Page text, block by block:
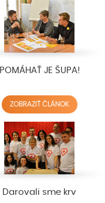
POMÁHAŤ JE ŠUPA!
ZOBRAZIŤ ČLÁNOK
Darovali sme krv